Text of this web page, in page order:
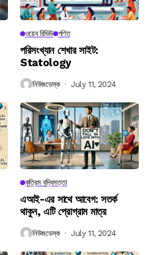
ওয়েব রিভিউ গণিত
পরিসংখ্যান শেখার সাইট:
Statology
নিউজডেস্ক July 11, 2024
কৃত্রিম বুদ্ধিমত্তা
এআই-এর সাথে আবেগ: সতর্ক
থাকুন, এটি প্রোগ্রাম মাত্র
নিউজডেস্ক July 11, 2024